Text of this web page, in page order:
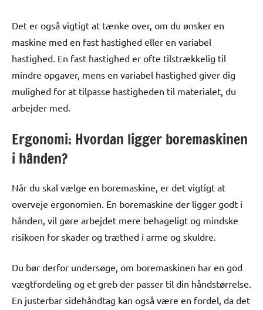
Det er også vigtigt at tænke over, om du ønsker en
maskine med en fast hastighed eller en variabel
hastighed. En fast hastighed er ofte tilstrækkelig til
mindre opgaver, mens en variabel hastighed giver dig
mulighed for at tilpasse hastigheden til materialet, du
arbejder med.
Ergonomi: Hvordan ligger boremaskinen
i hånden?
Når du skal vælge en boremaskine, er det vigtigt at
overveje ergonomien. En boremaskine der ligger godt i
hånden, vil gøre arbejdet mere behageligt og mindske
risikoen for skader og træthed i arme og skuldre.
Du bør derfor undersøge, om boremaskinen har en god
vægtfordeling og et greb der passer til din håndstørrelse.
En justerbar sidehåndtag kan også være en fordel, da det